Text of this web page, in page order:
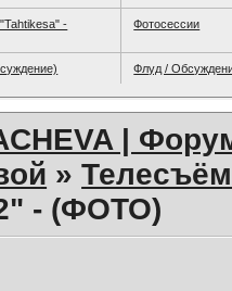
-
Фотосессии
Флуд /
|
»
- (ФОТО)